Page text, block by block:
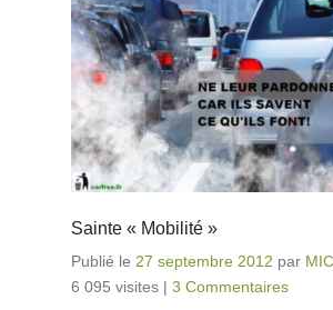
Sainte « Mobilité »
Publié le 27 septembre 2012 par
6 095 visites | 3 Commentaires